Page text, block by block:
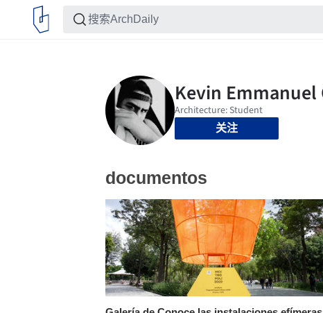
关注
documentos